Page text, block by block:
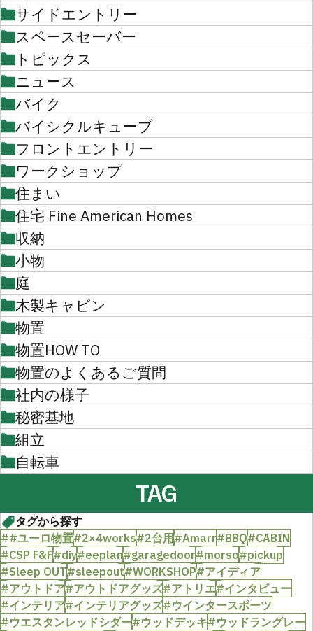
サイドエントリー
スペースセーバー
トピックス
ニュース
バイク
バイシクルキューブ
フロントエントリー
ワークショップ
住まい
住宅 Fine American Homes
収納
小物
庭
木製キャビン
物置
物置HOW TO
物置のよくあるご質問
社内の様子
秘密基地
組立
自転車
TAG
タグから探す
##ユーロ物置#2×4works#2台用#Amarr#BBQ#CABIN
#CSP F&F#diy#eeplan#garagedoor#morso#pickup
#Sleep OUT#sleepout#WORKSHOP#アイディア
#アウトドア#アウトドアグッズ#アトリエ#インタビュー
#インテリア#インテリアグッズ#ウインタースポーツ
#ウエスタンレッドシダー#ウッドデッキ#ウッドラングレー